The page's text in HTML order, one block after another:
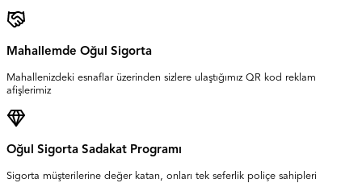
Mahallemde Oğul Sigorta
Mahallenizdeki esnaflar üzerinden sizlere ulaştığımız QR kod reklam
afişlerimiz
Oğul Sigorta Sadakat Programı
Sigorta müşterilerine değer katan, onları tek seferlik poliçe sahipleri